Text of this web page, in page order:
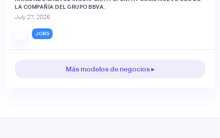
LA COMPAÑÍA DEL GRUPO BBVA.
July 27, 2026
JOBS
Más modelos de negocios ▸